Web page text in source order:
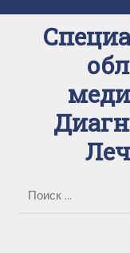
содержимому